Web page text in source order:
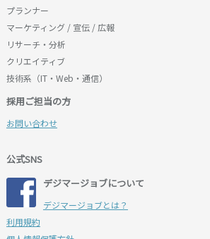
■第４条（本サービス利用の終了事由
弊社は、利用者が以下に該当すると判
利用者に対して何らの催告を要するこ
ビスの提供を終了させることができる
(1)利用者が第７条に掲げる行為を行
(2)利用者が本規約に著しく違反したと
(3)利用者と弊社との信頼関係が維持
き
■第５条（ID・パスワード）
与することがあります。
２．利用者は、発行・付与されたID及
使用・管理責任を自ら負うものとしま
6．個人情報保護に関する法令、国の
規範・慣習、公序良俗を遵守します。
7．個人情報保護管理システム、関連
報保護管理の体制は、定期的に見直し
します。
プランナー
マーケティング / 宣伝 / 広報
リサーチ・分析
クリエイティブ
技術系（IT・Web・通信）
採用ご担当の方
お問い合わせ
公式SNS
デジマージョブについて
デジマージョブとは？
利用規約